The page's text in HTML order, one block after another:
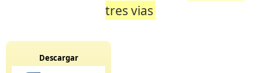
tres vias
Descargar